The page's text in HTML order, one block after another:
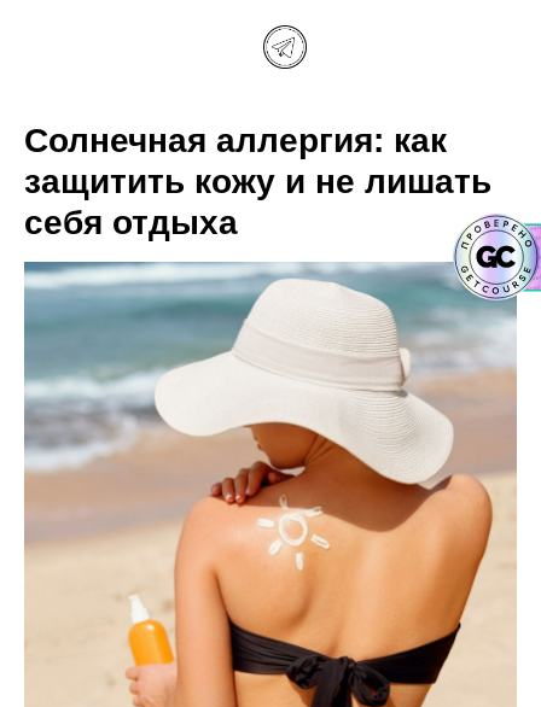
Солнечная аллергия: как
защитить кожу и не лишать
себя отдыха